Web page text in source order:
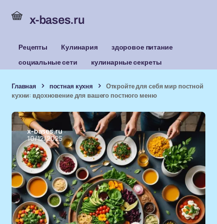
x-bases.ru
Рецепты Кулинария
здоровое питание
социальные сети
кулинарные секреты
Главная постная кухня
Откройте для себя мир постной
кухни: вдохновение для вашего постного меню
x-bases.ru
10/12/2025